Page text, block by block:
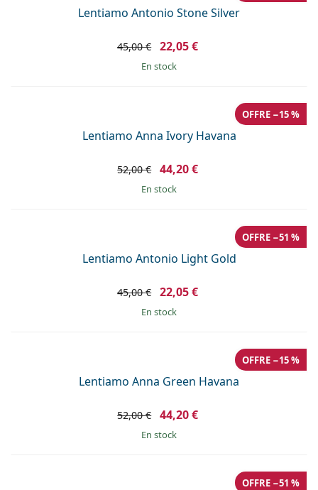
Lentiamo Antonio Stone Silver
45,00 € 22,05 €
en stock
Lentiamo Anna Ivory Havana
OFFRE −15 %
52,00 € 44,20 €
en stock
Lentiamo Antonio Light Gold
OFFRE −51 %
45,00 € 22,05 €
en stock
Lentiamo Anna Green Havana
OFFRE −15 %
52,00 € 44,20 €
en stock
OFFRE −51 %